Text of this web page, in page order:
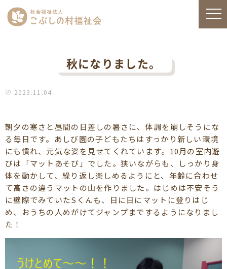
秋になりました。
2023.11.04
朝夕の寒さと昼間の日差しの暑さに、体調を崩しそうにな
る毎日です。あしび園の子どもたちはすっかり新しい環境
にも慣れ、元気な姿を見せてくれています。10月の室内遊
びは「マットあそび」でした。狭いながらも、しっかり身
体を動かして、繰り返し楽しめるようにと、年齢に合わせ
て高さの違うマットの山を作りました。はじめは不安そう
に壁際でみていたSくんも、日に日にマットに登りはじ
め、おうちの人めがけてジャンプまでするようになりまし
た！